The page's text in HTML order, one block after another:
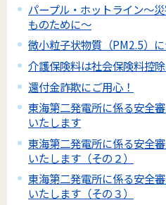
パープル・ホットライン～
ものために～
微小粒子状物質（PM2.5）
介護保険料は社会保険料控
還付金詐欺にご用心！
東海第二発電所に係る安全
いたします
東海第二発電所に係る安全
いたします（その２）
東海第二発電所に係る安全
いたします（その３）